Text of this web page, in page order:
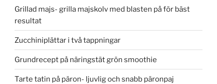
Grillad majs- grilla majskolv med blasten på för bäst
resultat
Zucchiniplättar i två tappningar
Grundrecept på näringstät grön smoothie
Tarte tatin på päron- ljuvlig och snabb päronpaj